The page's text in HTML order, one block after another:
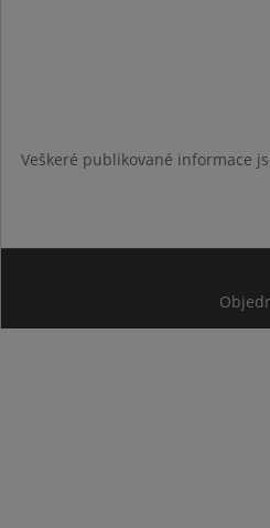
Veškeré publikované informace